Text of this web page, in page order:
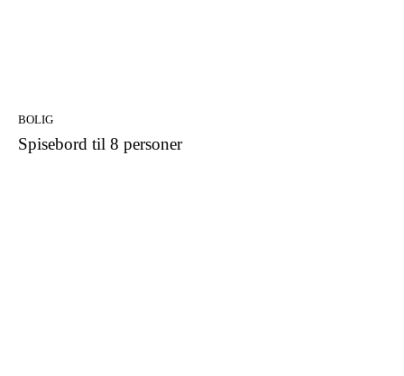
BOLIG
Spisebord til 8 personer